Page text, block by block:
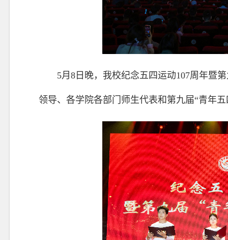
5月8日晚，我校纪念五四运动107周年暨
领导、各学院各部门师生代表和第九届“青年